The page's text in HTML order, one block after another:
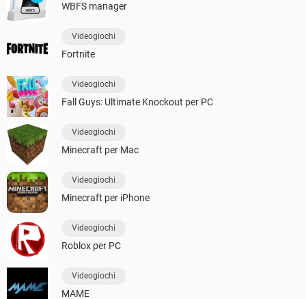
WBFS manager
Videogiochi
Fortnite
Videogiochi
Fall Guys: Ultimate Knockout per PC
Videogiochi
Minecraft per Mac
Videogiochi
Minecraft per iPhone
Videogiochi
Roblox per PC
Videogiochi
MAME